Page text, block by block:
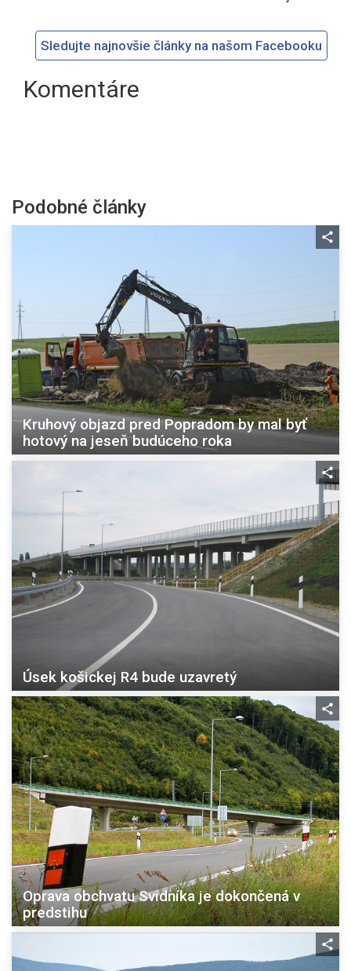
Sledujte najnovšie články na našom Facebooku
Komentáre
Podobné články
Kruhový objazd pred Popradom by mal byť
hotový na jeseň budúceho roka
Úsek košickej R4 bude uzavretý
Oprava obchvatu Svidníka je dokončená v
predstihu